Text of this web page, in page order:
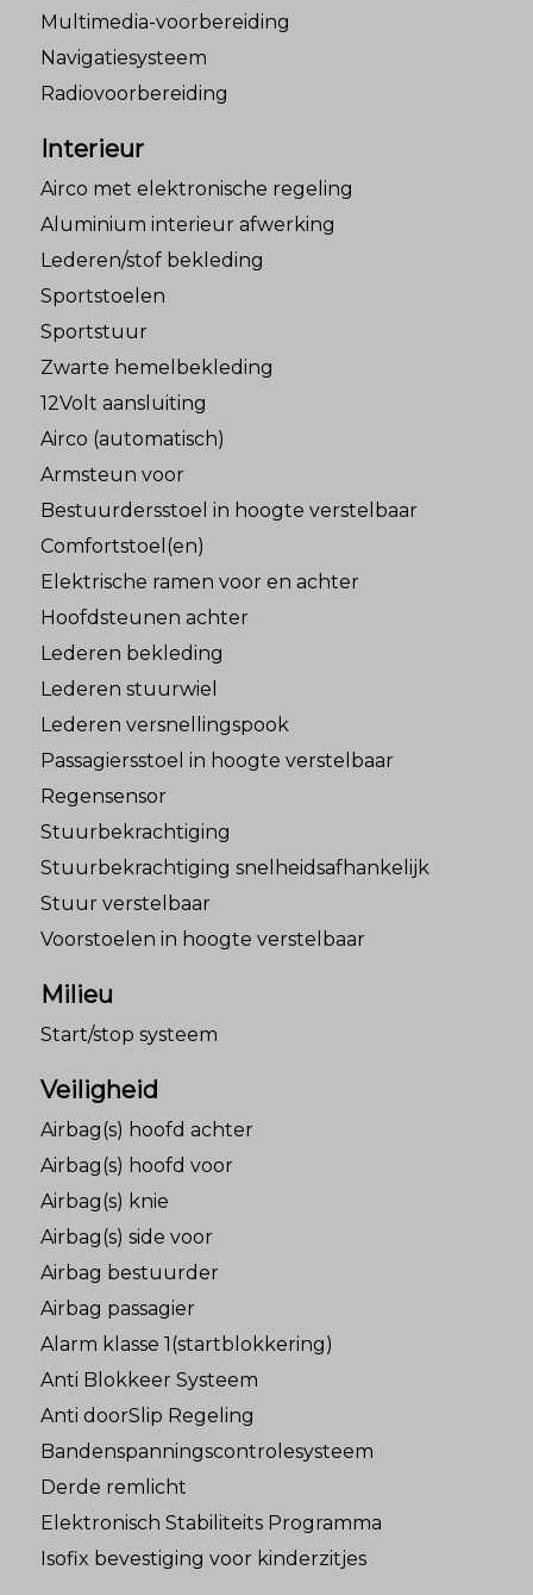
Multimedia-voorbereiding
Navigatiesysteem
Radiovoorbereiding
Interieur
Airco met elektronische regeling
Aluminium interieur afwerking
Lederen/stof bekleding
Sportstoelen
Sportstuur
Zwarte hemelbekleding
12Volt aansluiting
Airco (automatisch)
Armsteun voor
Bestuurdersstoel in hoogte verstelbaar
Comfortstoel(en)
Elektrische ramen voor en achter
Hoofdsteunen achter
Lederen bekleding
Lederen stuurwiel
Lederen versnellingspook
Passagiersstoel in hoogte verstelbaar
Regensensor
Stuurbekrachtiging
Stuurbekrachtiging snelheidsafhankelijk
Stuur verstelbaar
Voorstoelen in hoogte verstelbaar
Milieu
Start/stop systeem
Veiligheid
Airbag(s) hoofd achter
Airbag(s) hoofd voor
Airbag(s) knie
Airbag(s) side voor
Airbag bestuurder
Airbag passagier
Alarm klasse 1(startblokkering)
Anti Blokkeer Systeem
Anti doorSlip Regeling
Bandenspanningscontrolesysteem
Derde remlicht
Elektronisch Stabiliteits Programma
Isofix bevestiging voor kinderzitjes